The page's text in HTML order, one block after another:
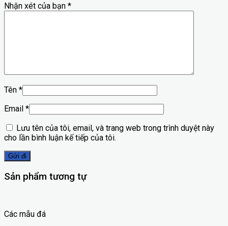
Nhận xét của bạn *
Tên *
Email *
Lưu tên của tôi, email, và trang web trong trình duyệt này
cho lần bình luận kế tiếp của tôi.
Sản phẩm tương tự
Các mẫu đá